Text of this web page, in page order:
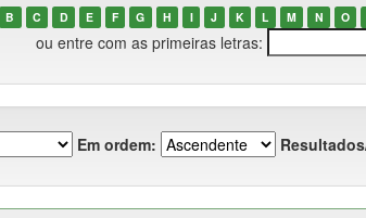
B C D E F G H I J K L M N O
ou entre com as primeiras letras:
Em ordem: